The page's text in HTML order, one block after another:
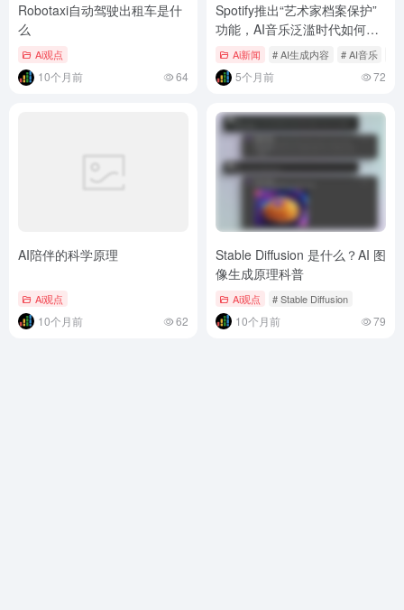
Robotaxi自动驾驶出租车是什
么
Ai观点
10个月前 64
Spotify推出“艺术家档案保护”
功能，AI音乐泛滥时代如何捍
卫音乐人身份？
Ai新闻 # AI生成内容 # AI音乐
5个月前 72
AI陪伴的科学原理
Ai观点
10个月前 62
Stable Diffusion 是什么？AI 图
像生成原理科普
Ai观点 # Stable Diffusion
10个月前 79